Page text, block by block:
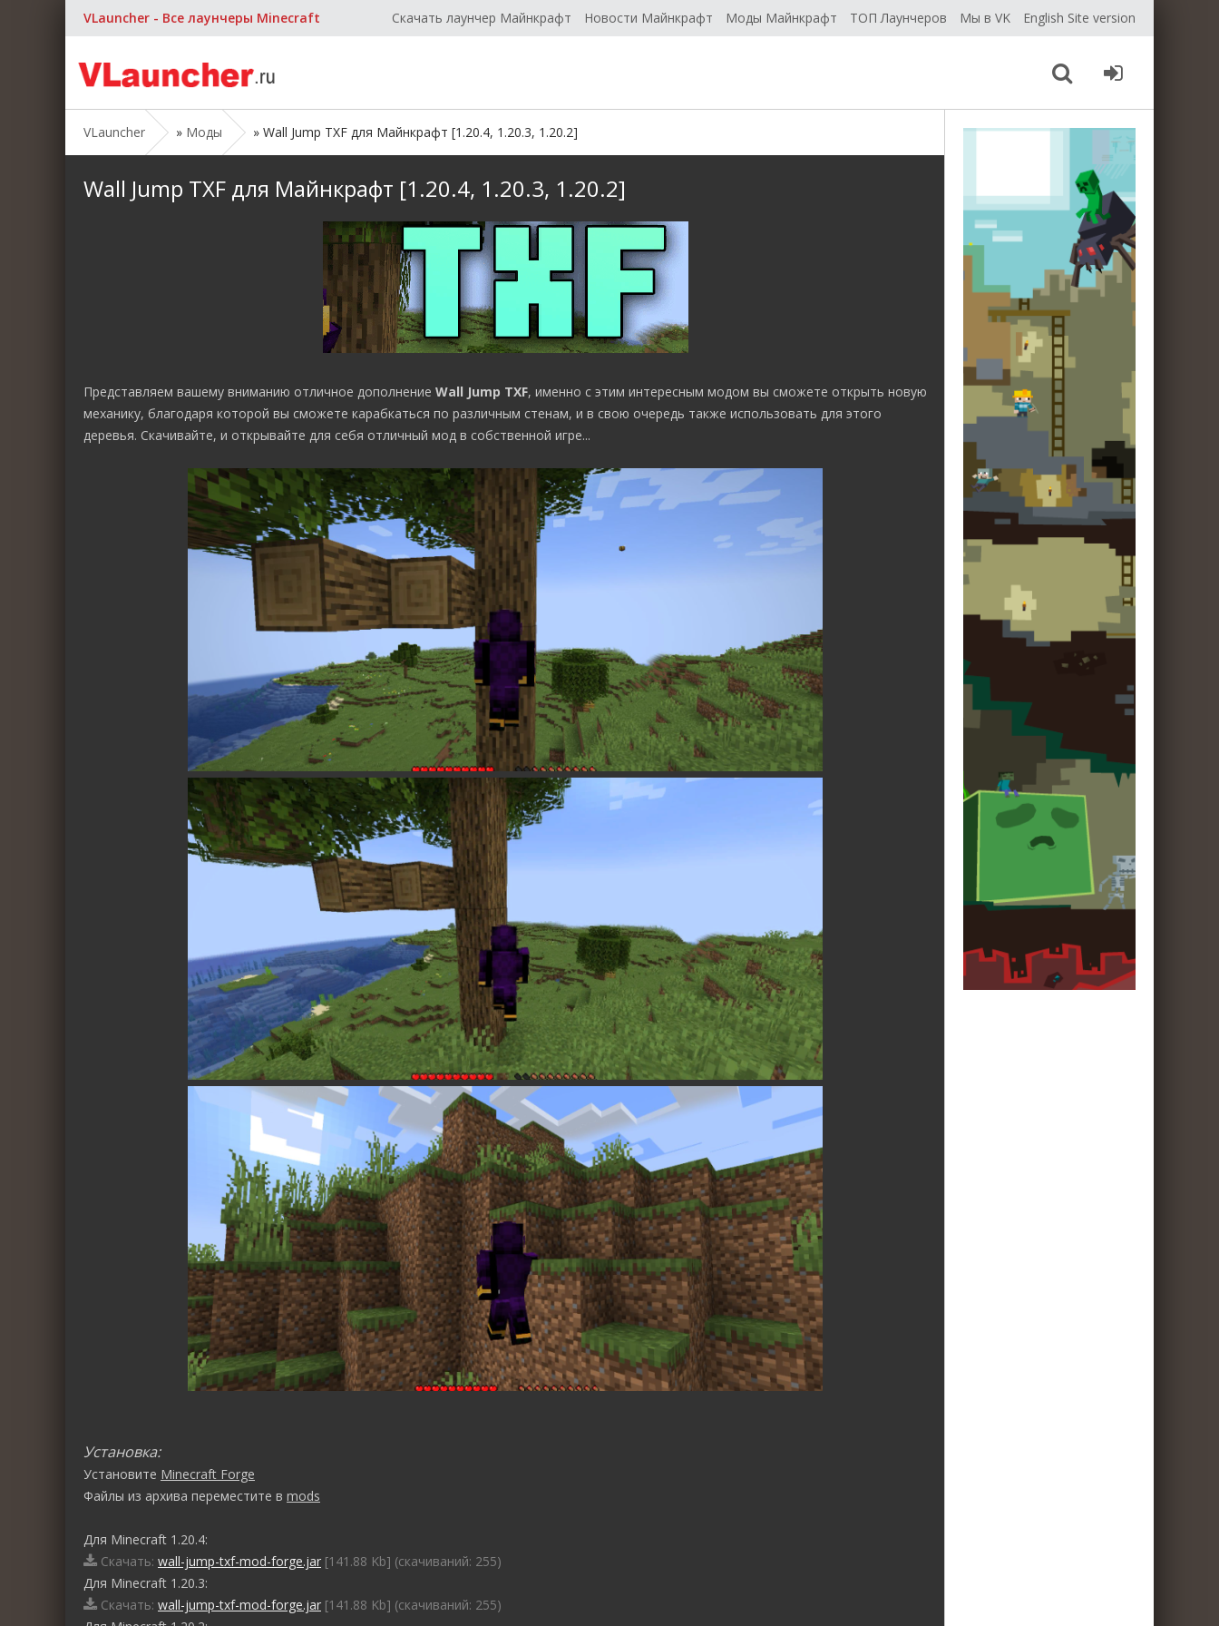
VLauncher - Все лаунчеры Minecraft Скачать лаунчер Майнкрафт Новости Майнкрафт Моды Майнкрафт ТОП Лаунчеров Мы в VK English Site version
VLauncher » Моды » Wall Jump TXF для Майнкрафт [1.20.4, 1.20.3, 1.20.2]
Wall Jump TXF для Майнкрафт [1.20.4, 1.20.3, 1.20.2]
Представляем вашему вниманию отличное дополнение Wall Jump TXF, именно с этим интересным модом вы сможете открыть новую
механику, благодаря которой вы сможете карабкаться по различным стенам, и в свою очередь также использовать для этого
деревья. Скачивайте, и открывайте для себя отличный мод в собственной игре...
Установка:
Установите Minecraft Forge
Файлы из архива переместите в mods
Для Minecraft 1.20.4:
Скачать: wall-jump-txf-mod-forge.jar [141.88 Kb] (cкачиваний: 255)
Для Minecraft 1.20.3:
Скачать: wall-jump-txf-mod-forge.jar [141.88 Kb] (cкачиваний: 255)